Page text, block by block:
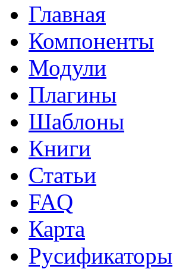
Главная
Компоненты
Модули
Плагины
Шаблоны
Книги
Статьи
FAQ
Карта
Русификаторы